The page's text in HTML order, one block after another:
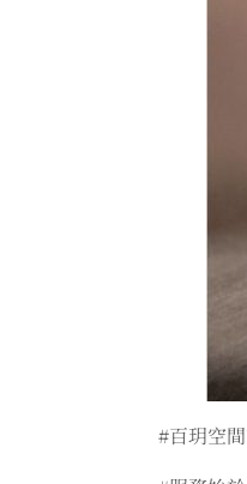
#百玥空